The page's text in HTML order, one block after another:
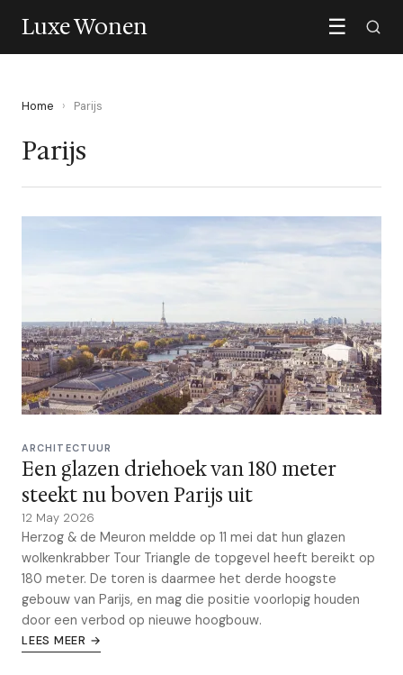
Luxe Wonen ☰
Home › Parijs
Parijs
ARCHITECTUUR
Een glazen driehoek van 180 meter
steekt nu boven Parijs uit
12 May 2026
Herzog & de Meuron meldde op 11 mei dat hun glazen
wolkenkrabber Tour Triangle de topgevel heeft bereikt op
180 meter. De toren is daarmee het derde hoogste
gebouw van Parijs, en mag die positie voorlopig houden
door een verbod op nieuwe hoogbouw.
LEES MEER →